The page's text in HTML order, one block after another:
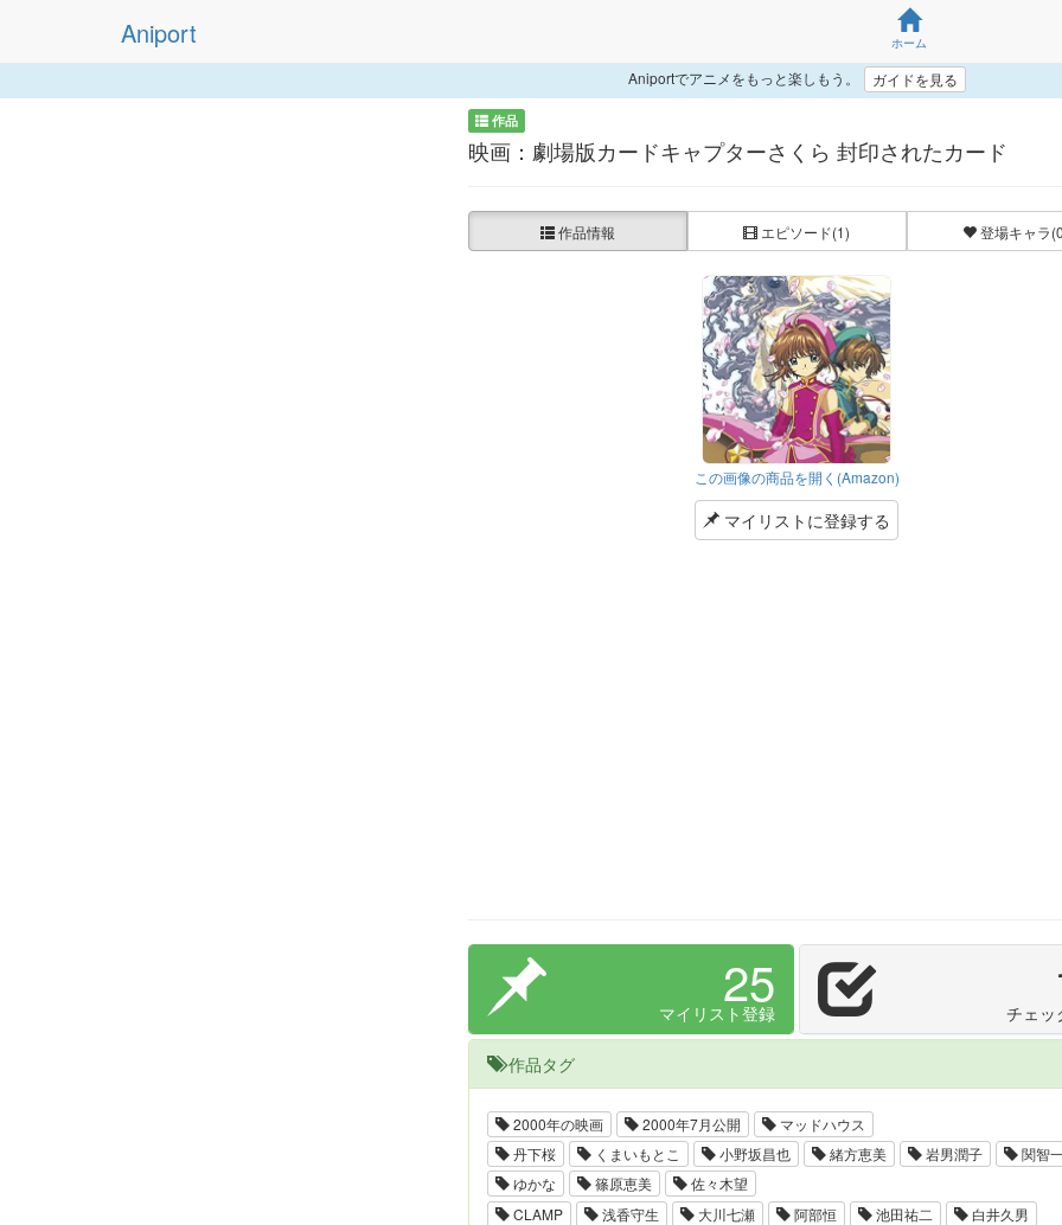
Aniport ホーム
Aniportでアニメをもっと楽しもう。 ガイドを見る
作品
映画：劇場版カードキャプターさくら 封印されたカード
作品情報 エピソード(1) 登場キャラ
この画像の商品を開く(Amazon)
マイリストに登録する
25
マイリスト登録 チェッ
作品タグ
2000年の映画 2000年7月公開
マッドハウス
丹下桜
くまいもとこ 小野坂昌也 緒方恵美 岩男潤子
関智
ゆかな
篠原恵美
佐々木望
CLAMP
浅香守生 大川七瀬 阿部恒 池田祐二
白井久男